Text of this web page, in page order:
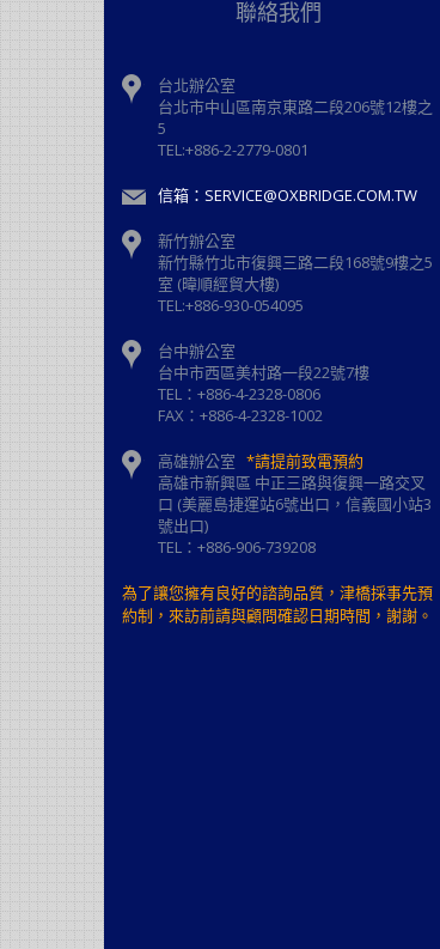
聯絡我們
台北辦公室
台北市中山區南京東路二段206號12樓之
5
TEL:+886-2-2779-0801
信箱：SERVICE@OXBRIDGE.COM.TW
新竹辦公室
新⽵縣⽵北市復興三路⼆段168號9樓之5
室 (暐順經貿大樓)
TEL:+886-930-054095
台中辦公室
台中市西區美村路一段22號7樓
TEL：+886-4-2328-0806
FAX：+886-4-2328-1002
高雄辦公室 *請提前致電預約
高雄市新興區 中正三路與復興一路交叉
口 (美麗島捷運站6號出口，信義國小站3
號出口)
TEL：+886-906-739208
為了讓您擁有良好的諮詢品質，津橋採事先預
約制，來訪前請與顧問確認日期時間，謝謝。